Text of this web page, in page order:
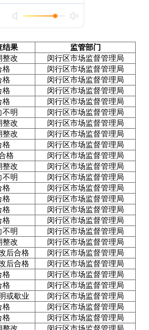
结果
监管部门
整改
闵行区市场监督管理局
格
闵行区市场监督管理局
格
闵行区市场监督管理局
格
闵行区市场监督管理局
格
闵行区市场监督管理局
不明
闵行区市场监督管理局
整改
闵行区市场监督管理局
整改
闵行区市场监督管理局
格
闵行区市场监督管理局
格
闵行区市场监督管理局
整改
闵行区市场监督管理局
不明
闵行区市场监督管理局
格
闵行区市场监督管理局
格
闵行区市场监督管理局
格
闵行区市场监督管理局
格
闵行区市场监督管理局
不明
闵行区市场监督管理局
整改
闵行区市场监督管理局
后合格
闵行区市场监督管理局
后合格
闵行区市场监督管理局
格
闵行区市场监督管理局
格
闵行区市场监督管理局
或歇业
闵行区市场监督管理局
格
闵行区市场监督管理局
格
闵行区市场监督管理局